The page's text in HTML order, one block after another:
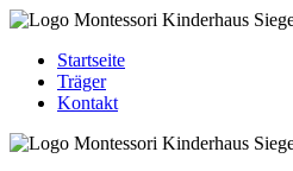
Startseite
Träger
Kontakt